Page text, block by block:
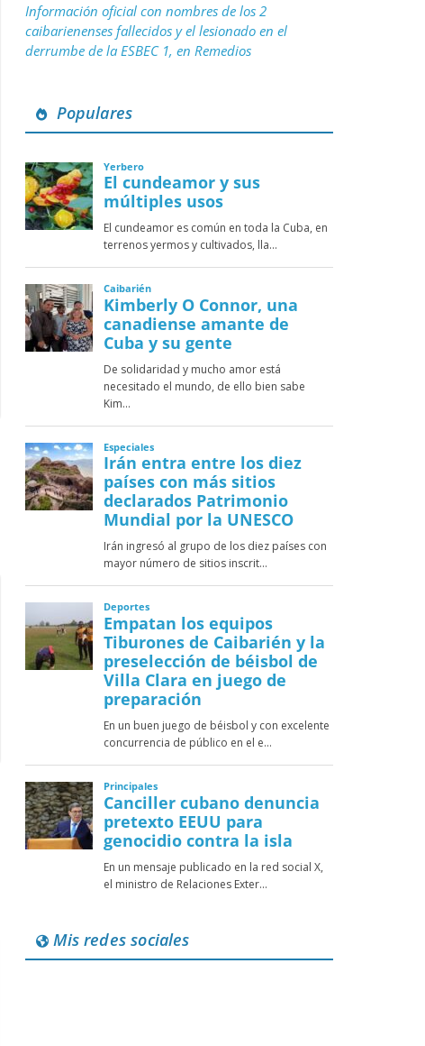
Información oficial con nombres de los 2
caibarienenses fallecidos y el lesionado en el
derrumbe de la ESBEC 1, en Remedios
Populares
Mis redes sociales